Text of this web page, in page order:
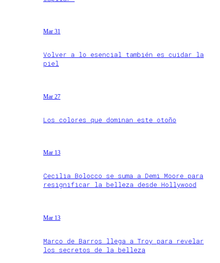
Mar 31
Volver a lo esencial también es cuidar la
piel
Mar 27
Los colores que dominan este otoño
Mar 13
Cecilia Bolocco se suma a Demi Moore para
resignificar la belleza desde Hollywood
Mar 13
Marco de Barros llega a Troy para revelar
los secretos de la belleza